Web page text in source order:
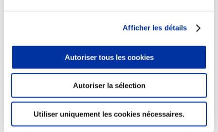
Afficher les détails
Autoriser tous les cookies
Autoriser la sélection
Utiliser uniquement les cookies nécessaires.
Viandes et santé
Juste rémunération et attractivité des métiers
Sources d’information
Accords